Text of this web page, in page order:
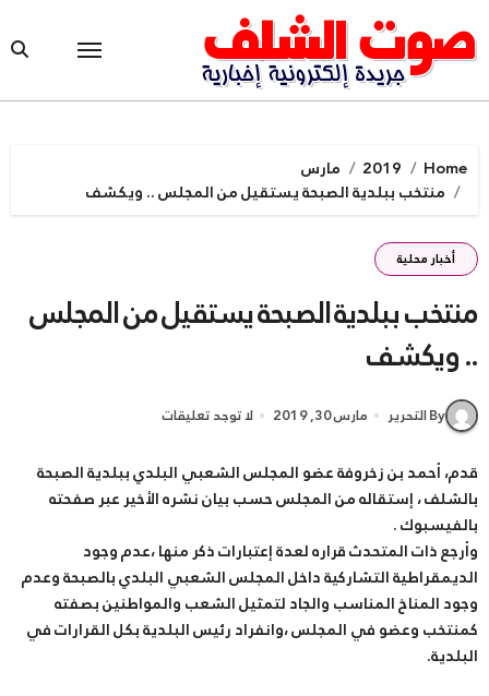
to
content
Home
2019
مارس
منتخب ببلدية الصبحة يستقيل من المجلس .. ويكشف
أخبار محلية
منتخب ببلدية الصبحة يستقيل من المجلس
.. ويكشف
By التحرير مارس 30, 2019 لا توجد تعليقات
قدم، أحمد بن زخروفة عضو المجلس الشعبي البلدي ببلدية الصبحة
بالشلف ، إستقاله من المجلس حسب بيان نشره الأخير عبر صفحته
بالفيسبوك .
وأرجع ذات المتحدث قراره لعدة إعتبارات ذكر منها ،عدم وجود
الديمقراطية التشاركية داخل المجلس الشعبي البلدي بالصبحة وعدم
وجود المناخ المناسب والجاد لتمثيل الشعب والمواطنين بصفته
كمنتخب وعضو في المجلس ،وانفراد رئيس البلدية بكل القرارات في
البلدية.